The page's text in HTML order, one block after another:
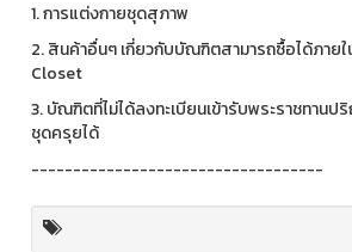
1. การแต่งกายชุดสุภาพ
2. สินค้าอื่นๆ เกี่ยวกับบัณฑิตสามารถซื้อได้ภายใ
Closet
3. บัณฑิตที่ไม่ได้ลงทะเบียนเข้ารับพระราชทาน
ชุดครุยได้
-----------------------------------